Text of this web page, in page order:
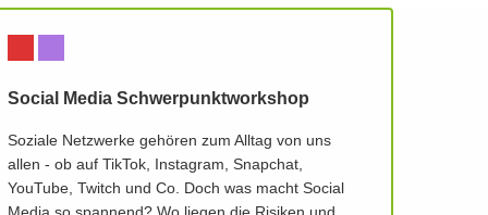
Social Media Schwerpunktworkshop
Soziale Netzwerke gehören zum Alltag von uns
allen - ob auf TikTok, Instagram, Snapchat,
YouTube, Twitch und Co. Doch was macht Social